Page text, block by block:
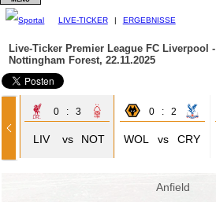
LIVE-TICKER | ERGEBNISSE
Live-Ticker Premier League FC Liverpool -
Nottingham Forest, 22.11.2025
0 : 3
LIV vs NOT
0 : 2
WOL vs CRY
Anfield